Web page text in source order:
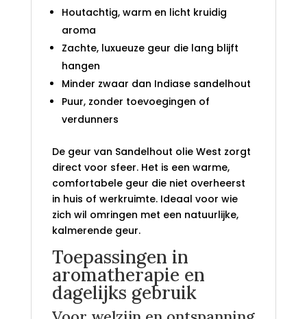
Houtachtig, warm en licht kruidig
aroma
Zachte, luxueuze geur die lang blijft
hangen
Minder zwaar dan Indiase sandelhout
Puur, zonder toevoegingen of
verdunners
De geur van Sandelhout olie West zorgt
direct voor sfeer. Het is een warme,
comfortabele geur die niet overheerst
in huis of werkruimte. Ideaal voor wie
zich wil omringen met een natuurlijke,
kalmerende geur.
Toepassingen in
aromatherapie en
dagelijks gebruik